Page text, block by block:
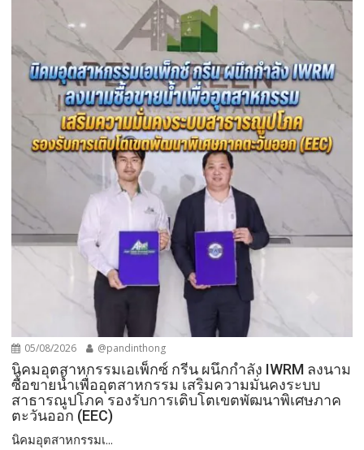
05/08/2026 @pandinthong
​นิคมอุตสาหกรรมเอเพ็กซ์ กรีน ผนึกกำลัง IWRM ลงนาม
ซื้อขายน้ำเพื่ออุตสาหกรรม เสริมความมั่นคงระบบ
สาธารณูปโภค รองรับการเติบโตเขตพัฒนาพิเศษภาค
ตะวันออก (EEC)
​นิคมอุตสาหกรรมเ...